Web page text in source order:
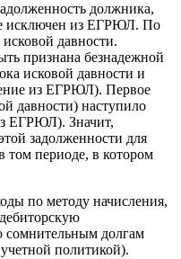
должника,
исключен из ЕГРЮЛ. По
давности.
признана безнадежной
исковой давности и
из ЕГРЮЛ). Первое
давности) наступило
ЕГРЮЛ). Значит,
задолженности для
том периоде, в котором
по методу начисления,
сомнительным долгам
политикой).